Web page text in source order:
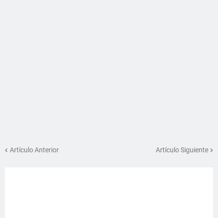
Artículo Anterior Artículo Siguiente